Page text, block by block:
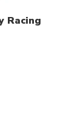
Racing